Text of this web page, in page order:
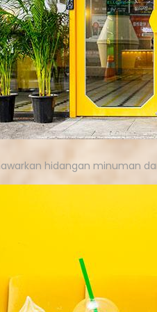
hidangan minuman